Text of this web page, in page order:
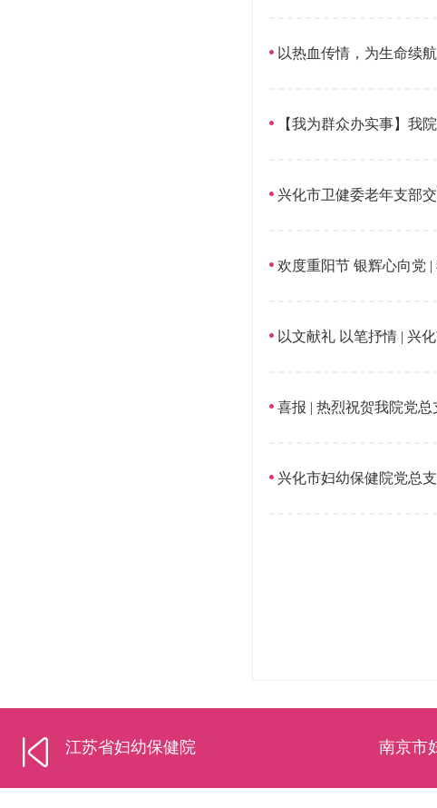
以热血传情，为生命续航
【我为群众办实事】我
兴化市卫健委老年支部
欢度重阳节 银辉心向党
以文献礼 以笔抒情 | 兴
喜报 | 热烈祝贺我院党
兴化市妇幼保健院党总
江苏省妇幼保健院 南京市